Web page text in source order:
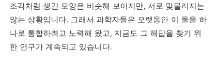
조각처럼 생긴 모양은 비슷해 보이지만, 서로 맞물리지는
않는 상황입니다. 그래서 과학자들은 오랫동안 이 둘을 하
나로 통합하려고 노력해 왔고, 지금도 그 해답을 찾기 위
한 연구가 계속되고 있습니다.